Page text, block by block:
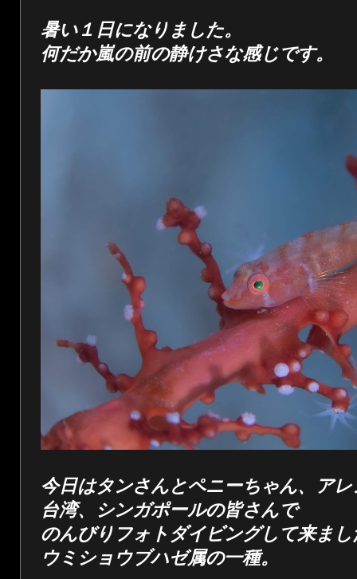
暑い１日になりました。
何だか嵐の前の静けさな感じです。
今日はタンさんとペニーちゃん、ア
台湾、シンガポールの皆さんで
のんびりフォトダイビングして来まし
ウミショウブハゼ属の一種。